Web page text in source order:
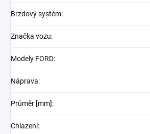
Brzdový systém:
Značka vozu:
Modely FORD:
Náprava:
Průměr [mm]:
Chlazení: